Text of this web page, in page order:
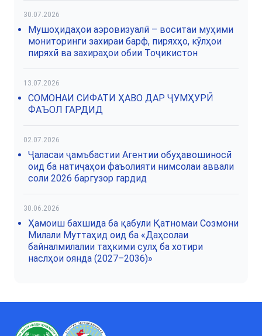
30.07.2026
Мушоҳидаҳои аэровизуалӣ – воситаи муҳими
мониторинги захираи барф, пиряхҳо, кӯлҳои
пиряхӣ ва захираҳои обии Тоҷикистон
13.07.2026
СОМОНАИ СИФАТИ ҲАВО ДАР ҶУМҲУРӢ
ФАЪОЛ ГАРДИД
02.07.2026
Ҷаласаи ҷамъбастии Агентии обуҳавошиносӣ
оид ба натиҷаҳои фаъолияти нимсолаи аввали
соли 2026 баргузор гардид
30.06.2026
Ҳамоиш бахшида ба қабули Қатномаи Созмони
Милали Муттаҳид оид ба «Даҳсолаи
байналмилалии таҳкими сулҳ ба хотири
наслҳои оянда (2027–2036)»